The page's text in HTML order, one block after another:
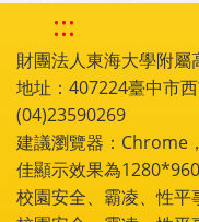
:::
財團法人東海大學附屬
地址：407224臺中市
(04)23590269
建議瀏覽器：Chrome
佳顯示效果為
校園安全、霸凌、性